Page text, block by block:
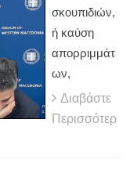
σκουπιδιών,
ή καύση
απορριμμάτ
ων,
Διαβάστε
Περισσότερ